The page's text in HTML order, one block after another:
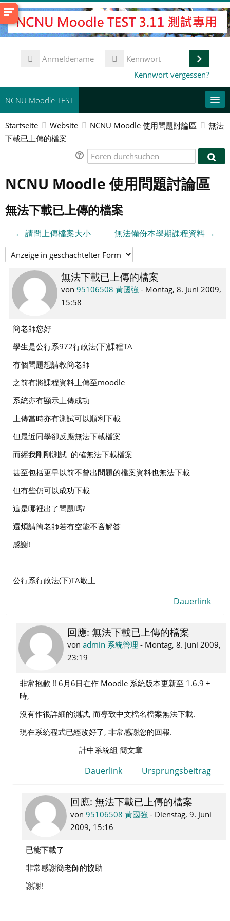
Zum
Hauptinhalt
Anmeldename
Kennwort vergessen?
NCNU Moodle TEST
常用連結
suchen
Startseite Website NCNU Moodle 使用問題討論區
無法
下載已上傳的檔案
Foren
NCNU Moodle 使用問題討論區
無法下載已上傳的檔案
← 請問上傳檔案大小 無法備份本學期課程資料 →
無法下載已上傳的檔案
von 95106508 黃國強 - Montag, 8. Juni 2009,
15:58
Anzahl
Antworten:
2
簡老師您好
學生是公行系972行政法(下)課程TA
有個問題想請教簡老師
之前有將課程資料上傳至moodle
系統亦有顯示上傳成功
上傳當時亦有測試可以順利下載
但最近同學卻反應無法下載檔案
而經我剛剛測試 的確無法下載檔案
甚至包括更早以前不曾出問題的檔案資料也無法下載
但有些仍可以成功下載
這是哪裡出了問題嗎?
還煩請簡老師若有空能不吝解答
感謝!
公行系行政法(下)TA敬上
Dauerlink
Als
Antwort
auf
黃
回應: 無法下載已上傳的檔案
vonadmin 系統管理 - Montag, 8. Juni 2009,
23:19
非常抱歉 !! 6月6日在作 Moodle 系統版本更新至 1.6.9 +
時,
沒有作很詳細的測試, 而導致中文檔名檔案無法下載.
現在系統程式已經改好了, 非常感謝您的回報.
計中系統組 簡文章
Dauerlink Ursprungsbeitrag
Als
Antwort
auf
統
回應: 無法下載已上傳的檔案
von95106508 黃國強 - Dienstag, 9. Juni
2009, 15:16
已能下載了
非常感謝簡老師的協助
謝謝!